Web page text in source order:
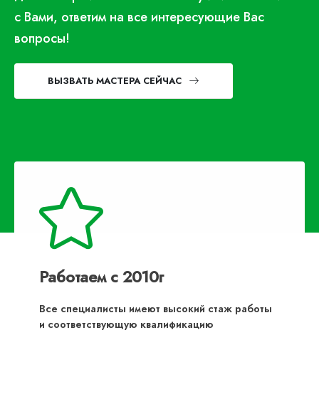
с Вами, ответим на все интересующие Вас
вопросы!
ВЫЗВАТЬ МАСТЕРА СЕЙЧАС
Работаем с 2010г
Все специалисты имеют высокий стаж работы
и соответствующую квалификацию